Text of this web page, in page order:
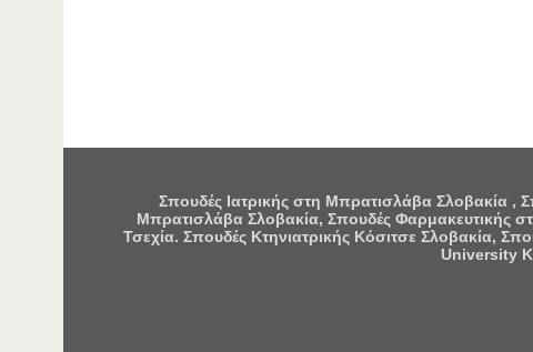
Σπουδές Ιατρικής στη Μπρατισλάβα Σλοβακία ,
Μπρατισλάβα Σλοβακία, Σπουδές Φαρμακευτικής
Τσεχία. Σπουδές Κτηνιατρικής Κόσιτσε Σλοβακία,
University